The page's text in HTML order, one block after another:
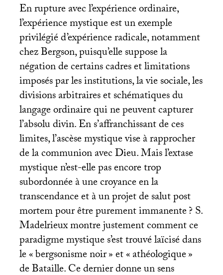
En rupture avec l’expérience ordinaire,
l’expérience mystique est un exemple
privilégié d’expérience radicale, notamment
chez Bergson, puisqu’elle suppose la
négation de certains cadres et limitations
imposés par les institutions, la vie sociale, les
divisions arbitraires et schématiques du
langage ordinaire qui ne peuvent capturer
l’absolu divin. En s’affranchissant de ces
limites, l’ascèse mystique vise à rapprocher
de la communion avec Dieu. Mais l’extase
mystique n’est-elle pas encore trop
subordonnée à une croyance en la
transcendance et à un projet de salut post
mortem pour être purement immanente? S.
Madelrieux montre justement comment ce
paradigme mystique s’est trouvé laïcisé dans
le «bergsonisme noir» et «athéologique»
de Bataille. Ce dernier donne un sens